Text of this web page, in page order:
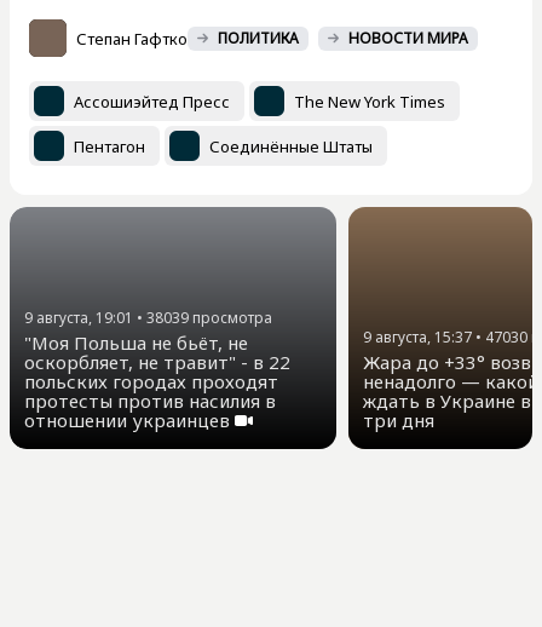
Степан Гафтко ПОЛИТИКА НОВОСТИ МИРА
Ассошиэйтед Пресс The New York Times
Пентагон Соединённые Штаты
9 августа, 19:01 • 38039 просмотра
"Моя Польша не бьёт, не
оскорбляет, не травит" - в 22
польских городах проходят
протесты против насилия в
отношении украинцев
9 августа, 15:37 • 47030
Жара до +33°
ненадолго —
ждать в Украине в
три дня